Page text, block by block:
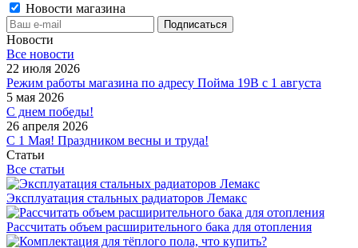
Новости магазина
Новости
Все новости
22 июля 2026
Режим работы магазина по адресу Пойма 19В с 1 августа
5 мая 2026
С днем победы!
26 апреля 2026
С 1 Мая! Праздником весны и труда!
Статьи
Все статьи
Эксплуатация стальных радиаторов Лемакс
Рассчитать объем расширительного бака для отопления